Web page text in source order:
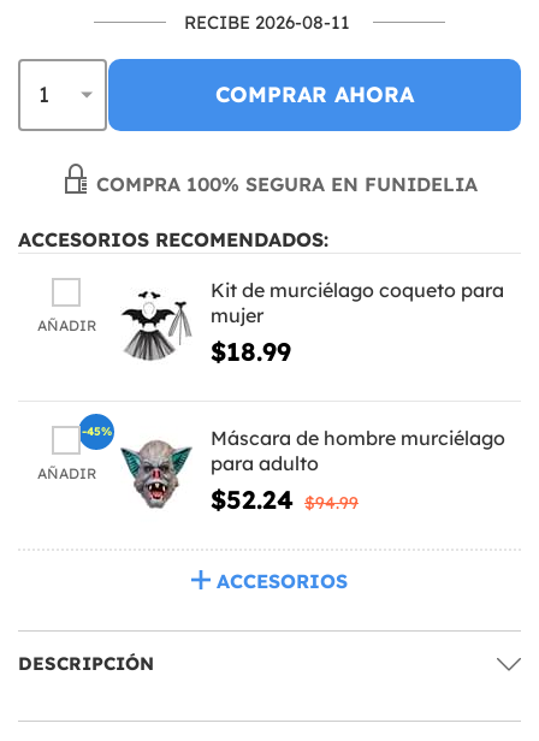
RECIBE 2026-08-11
COMPRAR AHORA
COMPRA 100% SEGURA EN FUNIDELIA
ACCESORIOS RECOMENDADOS:
AÑADIR
Kit de murciélago coqueto para
mujer
$18.99
AÑADIR
Máscara de hombre murciélago
para adulto
$52.24 $94.99
-45%
ACCESORIOS
DESCRIPCIÓN